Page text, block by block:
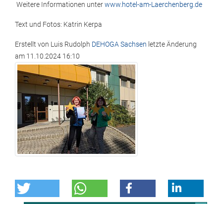
Weitere Informationen unterwww.hotel-am-Laerchenberg.de
Text und Fotos: Katrin Kerpa
Erstellt von Luis Rudolph DEHOGA Sachsen letzte Änderung
am 11.10.2024 16:10